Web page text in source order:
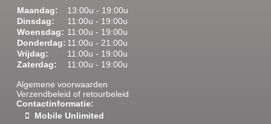
Maandag:
13:00u - 19:00u
Dinsdag:
11:00u - 19:00u
Woensdag: 11:00u - 19:00u
Donderdag: 11:00u - 21:00u
Vrijdag:
11:00u - 19:00u
Zaterdag:
11:00u - 19:00u
Algemene voorwaarden
Verzendbeleid of retourbeleid
Contactinformatie:
Mobile Unlimited
Smartphone & Tablet REPARATIE
Gebruikte toestellen
Losse toestellen
Accessoires
Abonnementen
Prepaid
Internationaal bellen
Starterspakketten